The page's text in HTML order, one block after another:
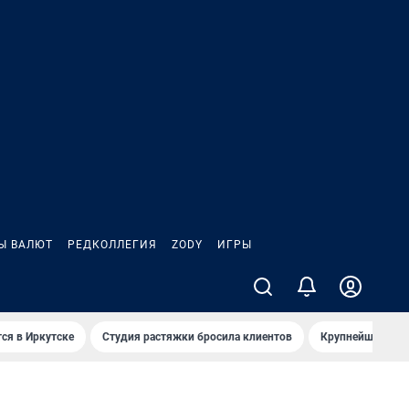
ВАЛЮТ РЕДКОЛЛЕГИЯ ZODY ИГРЫ
в Иркутске Студия растяжки бросила клиентов Крупнейшие